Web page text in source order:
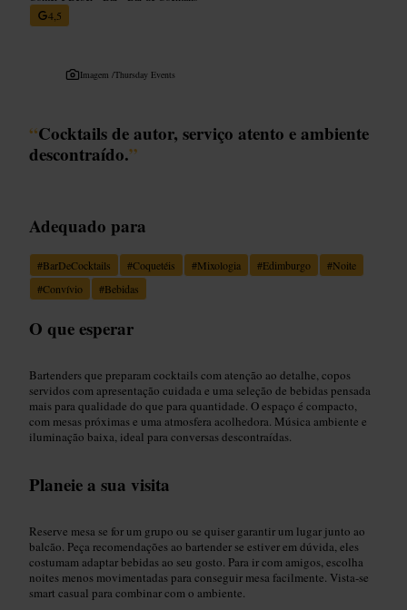
4,5
Imagem /Thursday Events
“Cocktails de autor, serviço atento e ambiente
descontraído.”
Adequado para
#BarDeCocktails #Coquetéis #Mixologia #Edimburgo #Noite
#Convívio #Bebidas
O que esperar
Bartenders que preparam cocktails com atenção ao detalhe, copos
servidos com apresentação cuidada e uma seleção de bebidas pensada
mais para qualidade do que para quantidade. O espaço é compacto,
com mesas próximas e uma atmosfera acolhedora. Música ambiente e
iluminação baixa, ideal para conversas descontraídas.
Planeie a sua visita
Reserve mesa se for um grupo ou se quiser garantir um lugar junto ao
balcão. Peça recomendações ao bartender se estiver em dúvida, eles
costumam adaptar bebidas ao seu gosto. Para ir com amigos, escolha
noites menos movimentadas para conseguir mesa facilmente. Vista-se
smart casual para combinar com o ambiente.